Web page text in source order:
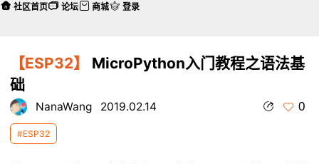
【ESP32】
MicroPython入门教程之语法基
础
NanaWang 2019.02.14 0
#ESP32
社区首页 论坛 商城 登录